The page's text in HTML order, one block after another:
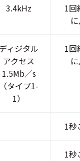
3.4kHz
1回
ディジタル
アクセス
1.5Mb／s
（タイプ1-
1）
1回
1秒
1秒